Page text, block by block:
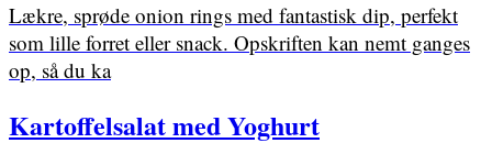
Lækre, sprøde onion rings med fantastisk dip, perfekt
som lille forret eller snack. Opskriften kan nemt ganges
op, så du ka
Kartoffelsalat med Yoghurt